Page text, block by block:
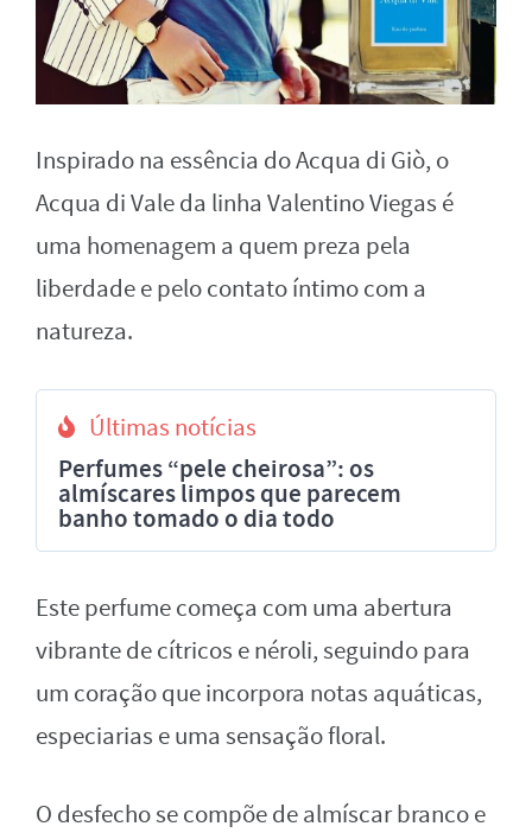
Inspirado na essência do Acqua di Giò, o
Acqua di Vale da linha Valentino Viegas é
uma homenagem a quem preza pela
liberdade e pelo contato íntimo com a
natureza.
Últimas notícias
Perfumes “pele cheirosa”: os
almíscares limpos que parecem
banho tomado o dia todo
Este perfume começa com uma abertura
vibrante de cítricos e néroli, seguindo para
um coração que incorpora notas aquáticas,
especiarias e uma sensação floral.
O desfecho se compõe de almíscar branco e